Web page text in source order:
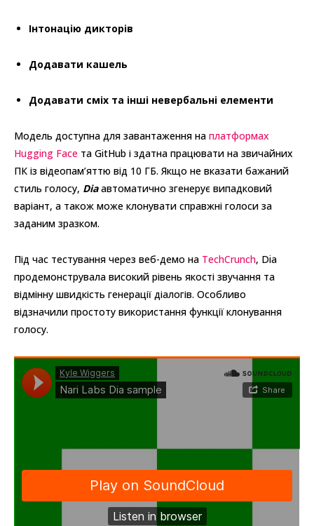
Інтонацію дикторів
Додавати кашель
Додавати сміх та інші невербальні елементи
Модель доступна для завантаження на платформах
Hugging Face та GitHub і здатна працювати на звичайних
ПК із відеопам’яттю від 10 ГБ. Якщо не вказати бажаний
стиль голосу, Diaавтоматично згенерує випадковий
варіант, а також може клонувати справжні голоси за
заданим зразком.
Під час тестування через веб-демо на TechCrunch, Dia
продемонструвала високий рівень якості звучання та
відмінну швидкість генерації діалогів. Особливо
відзначили простоту використання функції клонування
голосу.